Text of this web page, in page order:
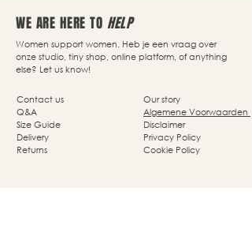
WE ARE HERE TO HELP
Women support women. Heb je een vraag over
onze studio, tiny shop, online platform, of anything
else? Let us know!
Our story
Algemene Voorwaarden
Disclaimer
Privacy Policy
Cookie Policy
Contact us
Q&A
Size Guide
Delivery
Returns